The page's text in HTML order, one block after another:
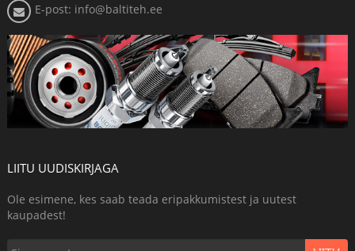
E-post: info@baltiteh.ee
LIITU UUDISKIRJAGA
Ole esimene, kes saab teada eripakkumistest ja uutest
kaupadest!